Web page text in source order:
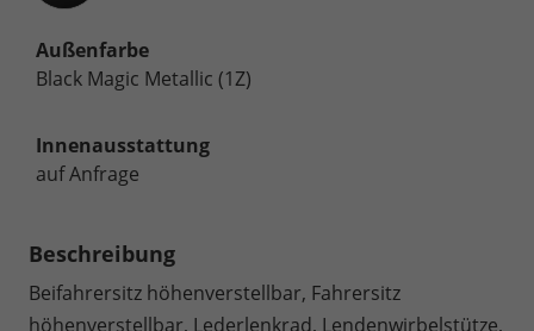
Außenfarbe
Black Magic Metallic (1Z)
Innenausstattung
auf Anfrage
Beschreibung
Beifahrersitz höhenverstellbar, Fahrersitz
höhenverstellbar, Lederlenkrad, Lendenwirbelstütze,